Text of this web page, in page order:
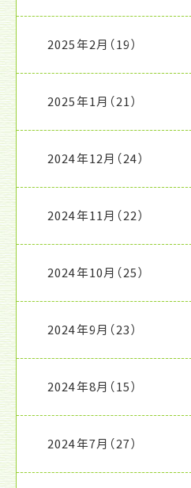
2025年2月 （19）
2025年1月 （21）
2024年12月 （24）
2024年11月 （22）
2024年10月 （25）
2024年9月 （23）
2024年8月 （15）
2024年7月 （27）